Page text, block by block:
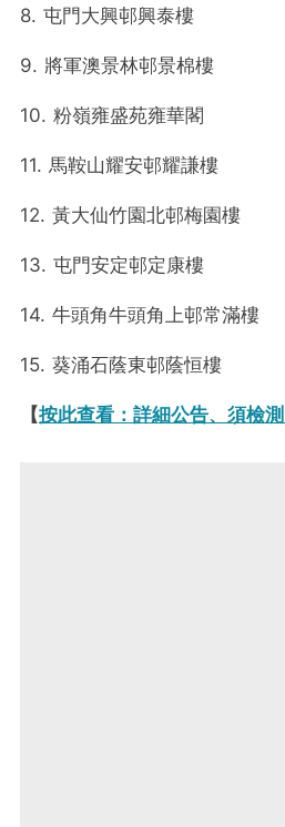
8. 屯門大興邨興泰樓
9. 將軍澳景林邨景棉樓
10. 粉嶺雍盛苑雍華閣
11. 馬鞍山耀安邨耀謙樓
12. 黃大仙竹園北邨梅園樓
13. 屯門安定邨定康樓
14. 牛頭角牛頭角上邨常滿樓
15. 葵涌石蔭東邨蔭恒樓
【按此查看：詳細公告、須檢